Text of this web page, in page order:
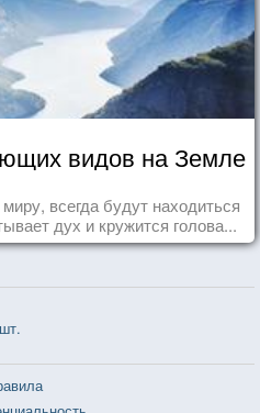
видов на Земле
всегда будут находиться
дух и кружится голова...